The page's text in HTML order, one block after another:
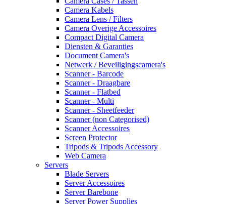
Camera Kabels
Camera Lens / Filters
Camera Overige Accessoires
Compact Digital Camera
Diensten & Garanties
Document Camera's
Netwerk / Beveiligingscamera's
Scanner - Barcode
Scanner - Draagbare
Scanner - Flatbed
Scanner - Multi
Scanner - Sheetfeeder
Scanner (non Categorised)
Scanner Accessoires
Screen Protector
Tripods & Tripods Accessory
Web Camera
Servers
Blade Servers
Server Accessoires
Server Barebone
Server Power Supplies